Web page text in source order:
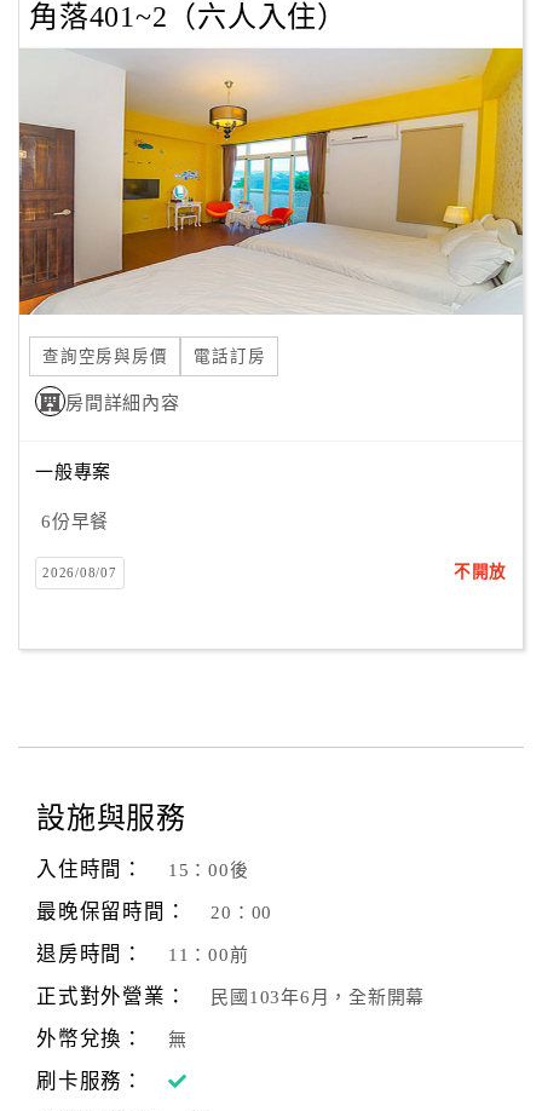
角落401~2（六人入住）
查詢空房與房價 電話訂房
房間詳細內容
一般專案
6份早餐
2026/08/07 不開放
設施與服務
入住時間： 15：00後
最晚保留時間： 20：00
退房時間： 11：00前
正式對外營業： 民國103年6月，全新開幕
外幣兌換： 無
刷卡服務：